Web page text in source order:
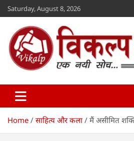
Skip
to
content
Saturday, August 8, 2026
Vikalp Mimansa
Home साहित्य और कला मैं असीमित